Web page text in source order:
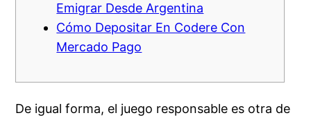
Emigrar Desde Argentina
Cómo Depositar En Codere Con
Mercado Pago
De igual forma, el juego responsable es otra de